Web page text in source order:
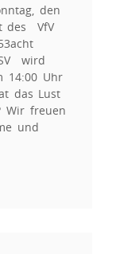
den
des VfV
wird
14:00 Uhr
das Lust
Wir freuen
und